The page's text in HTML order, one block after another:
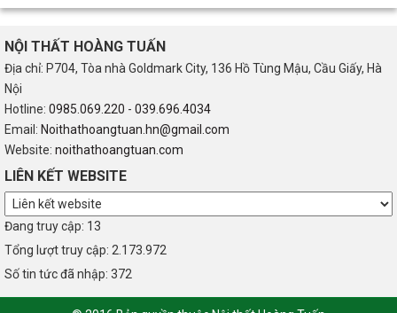
NỘI THẤT HOÀNG TUẤN
Địa chỉ: P704, Tòa nhà Goldmark City, 136 Hồ Tùng Mậu, Cầu Giấy, Hà
Nội
Hotline: 0985.069.220 - 039.696.4034
Email: Noithathoangtuan.hn@gmail.com
Website: noithathoangtuan.com
LIÊN KẾT WEBSITE
Đang truy cập: 13
Tổng lượt truy cập: 2.173.972
Số tin tức đã nhập: 372